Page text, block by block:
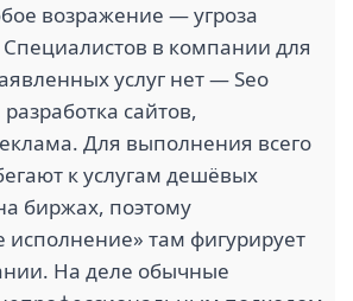
возражение — угроза
в компании для
услуг нет — Seo
сайтов,
Для выполнения всего
к услугам дешёвых
биржах, поэтому
исполнение» там фигурирует
На деле обычные